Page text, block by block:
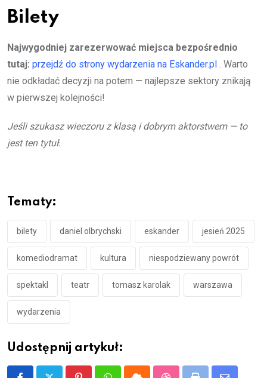
Bilety
Najwygodniej zarezerwować miejsca bezpośrednio
tutaj: przejdź do strony wydarzenia na Eskander.pl . Warto
nie odkładać decyzji na potem — najlepsze sektory znikają
w pierwszej kolejności!
Jeśli szukasz wieczoru z klasą i dobrym aktorstwem — to
jest ten tytuł.
Tematy:
bilety daniel olbrychski eskander jesień 2025
komediodramat kultura niespodziewany powrót
spektakl teatr tomasz karolak warszawa
wydarzenia
Udostępnij artykuł: